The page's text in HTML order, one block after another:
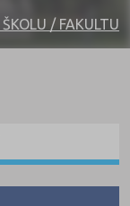
/ FAKULTU